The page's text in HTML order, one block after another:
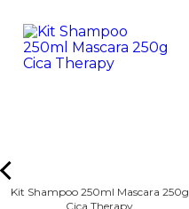
Kit Shampoo 250ml Mascara 250g
Cica Therapy